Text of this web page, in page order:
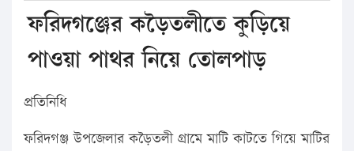
ফরিদগঞ্জের কড়ৈতলীতে কুড়িয়ে
পাওয়া পাথর নিয়ে তোলপাড়
প্রতিনিধি
ফরিদগঞ্জ উপজেলার কড়ৈতলী গ্রামে মাটি কাটতে গিয়ে মাটির